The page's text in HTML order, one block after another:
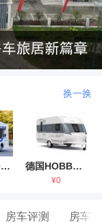
换一换
拓锐斯特2021款 福特T型锐典版房车 德国HOBBY拖挂房车豪华版
¥0
房车评测 房车